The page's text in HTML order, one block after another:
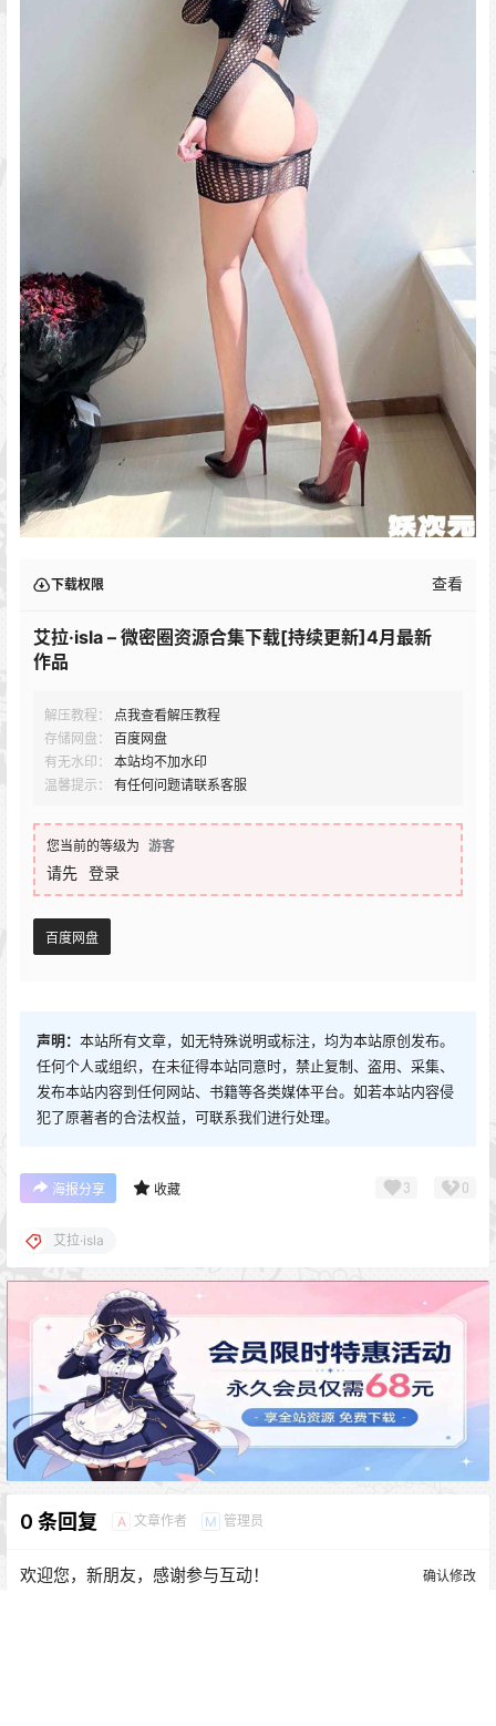
下载权限 查看
艾拉·isla – 微密圈资源合集下载[持续更新]4月最新
作品
解压教程：
点我查看解压教程
存储网盘：
百度网盘
有无水印：
本站均不加水印
温馨提示：
有任何问题请联系客服
您当前的等级为 游客
请先 登录
百度网盘
声明： 本站所有文章，如无特殊说明或标注，均为本站原创发布。
任何个人或组织，在未征得本站同意时，禁止复制、盗用、采集、
发布本站内容到任何网站、书籍等各类媒体平台。如若本站内容侵
犯了原著者的合法权益，可联系我们进行处理。
海报分享 收藏 3 0
艾拉·isla
0 条回复 A 文章作者 M 管理员
欢迎您，新朋友，感谢参与互动！ 确认修改